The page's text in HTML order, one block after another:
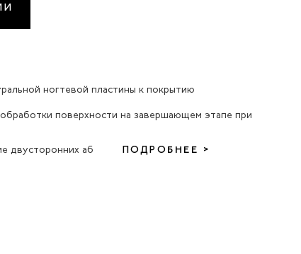
ногтевой пластины к покрытию
поверхности на завершающем этапе при
двусторонних аб ПОДРОБНЕЕ >